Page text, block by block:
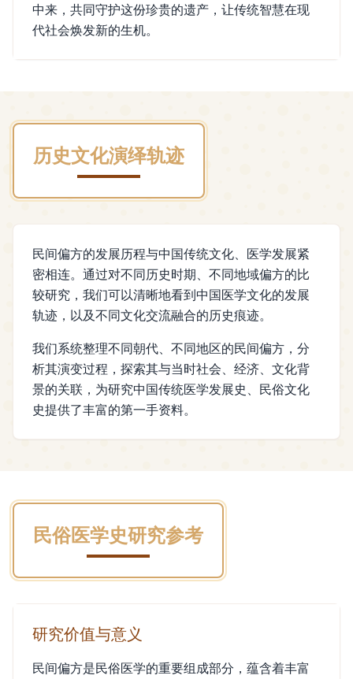
中来，共同守护这份珍贵的遗产，让传统智慧在现
代社会焕发新的生机。
历史文化演绎轨迹
民间偏方的发展历程与中国传统文化、医学发展紧
密相连。通过对不同历史时期、不同地域偏方的比
较研究，我们可以清晰地看到中国医学文化的发展
轨迹，以及不同文化交流融合的历史痕迹。
我们系统整理不同朝代、不同地区的民间偏方，分
析其演变过程，探索其与当时社会、经济、文化背
景的关联，为研究中国传统医学发展史、民俗文化
史提供了丰富的第一手资料。
民俗医学史研究参考
研究价值与意义
民间偏方是民俗医学的重要组成部分，蕴含着丰富